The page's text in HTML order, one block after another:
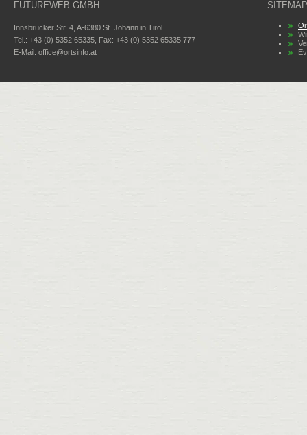
FUTUREWEB GMBH
Innsbrucker Str. 4, A-6380 St. Johann in Tirol
Tel.: +43 (0) 5352 65335, Fax: +43 (0) 5352 65335 777
E-Mail: office@ortsinfo.at
SITEMAP